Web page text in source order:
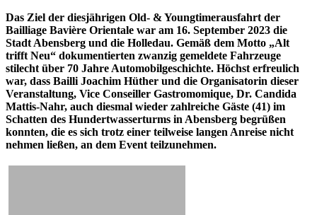
Das Ziel der diesjährigen Old- & Youngtimerausfahrt der
Bailliage Bavière Orientale war am 16. September 2023 die
Stadt Abensberg und die Holledau. Gemäß dem Motto „Alt
trifft Neu“ dokumentierten zwanzig gemeldete Fahrzeuge
stilecht über 70 Jahre Automobilgeschichte. Höchst erfreulich
war, dass Bailli Joachim Hüther und die Organisatorin dieser
Veranstaltung, Vice Conseiller Gastromomique, Dr. Candida
Mattis-Nahr, auch diesmal wieder zahlreiche Gäste (41) im
Schatten des Hundertwasserturms in Abensberg begrüßen
konnten, die es sich trotz einer teilweise langen Anreise nicht
nehmen ließen, an dem Event teilzunehmen.